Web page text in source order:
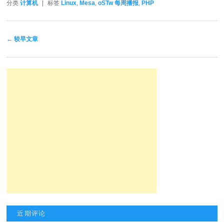
分类 计算机 标签 Linux, Mesa,oSTw 每周播报, PHP
文章导航
← 较早文章
近期评论